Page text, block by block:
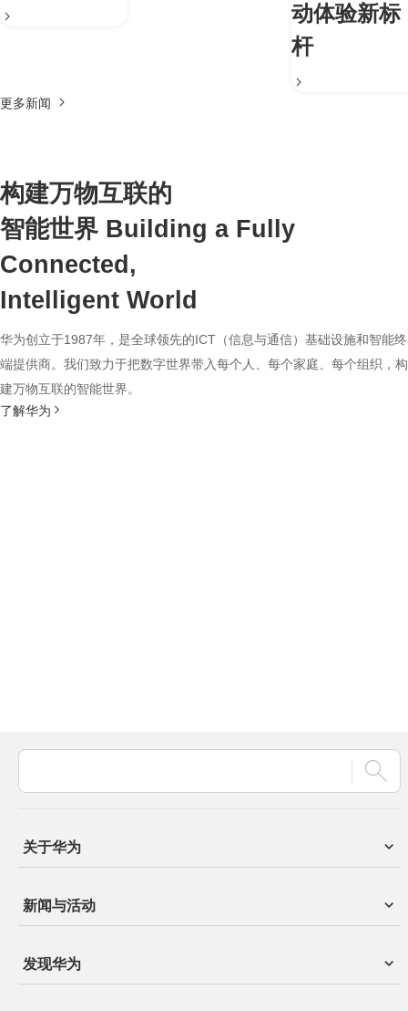
动体验新标
杆
更多新闻
构建万物互联的
智能世界 Building a Fully
Connected,
Intelligent World
华为创立于1987年，是全球领先的ICT（信息与通信）基础设施和智能终
端提供商。我们致力于把数字世界带入每个人、每个家庭、每个组织，构
建万物互联的智能世界。
了解华为
关于华为
新闻与活动
发现华为